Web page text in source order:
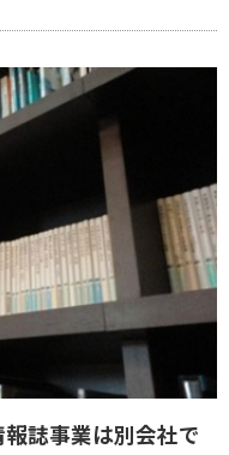
誌事業は別会社で